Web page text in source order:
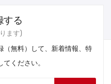
する
ます)
（無料）して、新着情報、特
ください。